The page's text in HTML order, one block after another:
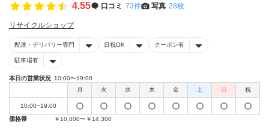
4.55 口コミ 73件 写真 28枚
リサイクルショップ
配達・デリバリー専門 日祝OK クーポン有
駐車場有
本日の営業状況 10:00〜19:00
月
火 水 木 金 土 日 祝
10:00~19:00
価格帯
￥10,000〜￥14,300